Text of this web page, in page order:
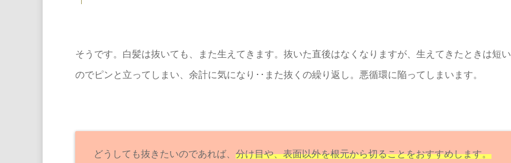
そうです。白髪は抜いても、また生えてきます。抜いた直後はなくなりますが、生えてきたときは短い
のでピンと立ってしまい、余計に気になり･･また抜くの繰り返し。悪循環に陥ってしまいます。
どうしても抜きたいのであれば、 分け目や、表面以外を根元から切ることをおすすめします。